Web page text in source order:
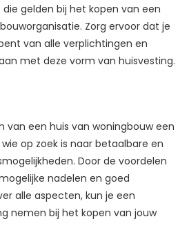
gelden bij het kopen van een
Zorg ervoor dat je
van alle verplichtingen en
met deze vorm van huisvesting.
van een huis van woningbouw een
op zoek is naar betaalbare en
Door de voordelen
nadelen en goed
alle aspecten, kun je een
nemen bij het kopen van jouw